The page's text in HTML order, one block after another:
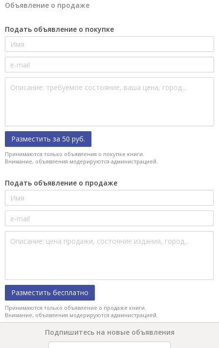
Объявление о продаже
Подать объявление о покупке
Разместить за 50 руб.
Принимаются только объявления о покупке книги.
Внимание, объявления модерируются администрацией.
Подать объявление о продаже
Разместить бесплатно
Принимаются только объявление о продаже книги.
Внимание, объявления модерируются администрацией.
Подпишитесь на новые объявления